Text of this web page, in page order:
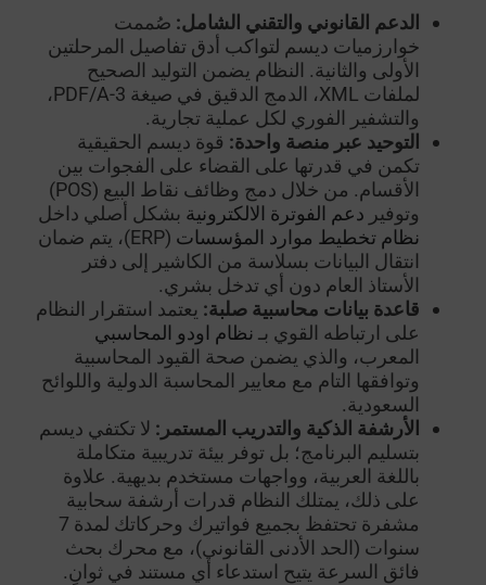
الدعم القانوني والتقني الشامل: صُممت
خوارزميات ديسم لتواكب أدق تفاصيل المرحلتين
الأولى والثانية. النظام يضمن التوليد الصحيح
لملفات XML، الدمج الدقيق في صيغة PDF/A-3،
والتشفير الفوري لكل عملية تجارية.
التوحيد عبر منصة واحدة: قوة ديسم الحقيقية
تكمن في قدرتها على القضاء على الفجوات بين
الأقسام. من خلال دمج وظائف نقاط البيع (POS)
وتوفير دعم الفوترة الالكترونية بشكل أصلي داخل
نظام تخطيط موارد المؤسسات
(ERP)، يتم ضمان
انتقال البيانات بسلاسة من الكاشير إلى دفتر
الأستاذ العام دون أي تدخل بشري.
قاعدة بيانات محاسبية صلبة: يعتمد استقرار النظام
على ارتباطه القوي بـ نظام اودو المحاسبي
المعرب، والذي يضمن صحة القيود المحاسبية
وتوافقها التام مع معايير المحاسبة الدولية واللوائح
السعودية.
الأرشفة الذكية والتدريب المستمر: لا تكتفي ديسم
بتسليم البرنامج؛ بل توفر بيئة تدريبية متكاملة
باللغة العربية، وواجهات مستخدم بديهية. علاوة
على ذلك، يمتلك النظام قدرات أرشفة سحابية
مشفرة تحتفظ بجميع فواتيرك وحركاتك لمدة 7
سنوات (الحد الأدنى القانوني)، مع محرك بحث
فائق السرعة يتيح استدعاء أي مستند في ثوانٍ.